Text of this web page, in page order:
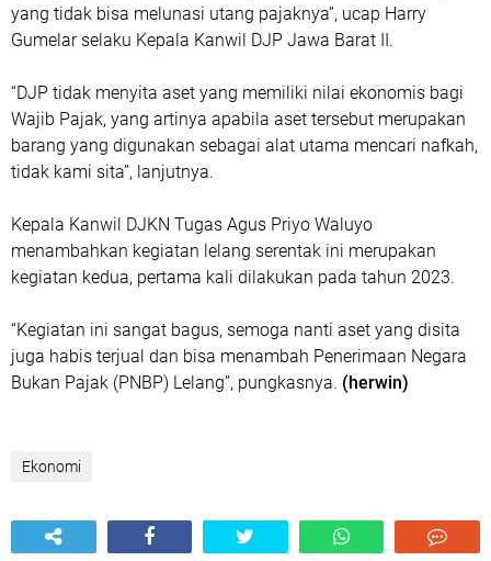
yang tidak bisa melunasi utang pajaknya”, ucap Harry
Gumelar selaku Kepala Kanwil DJP Jawa Barat II.
“DJP tidak menyita aset yang memiliki nilai ekonomis bagi
Wajib Pajak, yang artinya apabila aset tersebut merupakan
barang yang digunakan sebagai alat utama mencari nafkah,
tidak kami sita”, lanjutnya.
Kepala Kanwil DJKN Tugas Agus Priyo Waluyo
menambahkan kegiatan lelang serentak ini merupakan
kegiatan kedua, pertama kali dilakukan pada tahun 2023.
“Kegiatan ini sangat bagus, semoga nanti aset yang disita
juga habis terjual dan bisa menambah Penerimaan Negara
Bukan Pajak (PNBP) Lelang”, pungkasnya. (herwin)
Ekonomi